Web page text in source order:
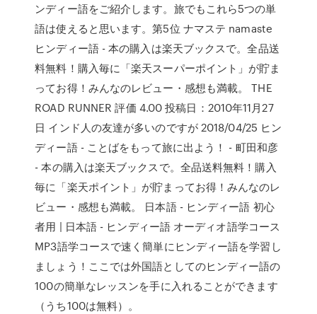
ンディー語をご紹介します。旅でもこれら5つの単
語は使えると思います。第5位 ナマステ namaste
ヒンディー語 - 本の購入は楽天ブックスで。全品送
料無料！購入毎に「楽天スーパーポイント」が貯ま
ってお得！みんなのレビュー・感想も満載。 THE
ROAD RUNNER 評価 4.00 投稿日：2010年11月27
日 インド人の友達が多いのですが 2018/04/25 ヒン
ディー語 - ことばをもって旅に出よう！ - 町田和彦
- 本の購入は楽天ブックスで。全品送料無料！購入
毎に「楽天ポイント」が貯まってお得！みんなのレ
ビュー・感想も満載。 日本語 - ヒンディー語 初心
者用 | 日本語 - ヒンディー語 オーディオ語学コース
MP3語学コースで速く簡単にヒンディー語を学習し
ましょう！ここでは外国語としてのヒンディー語の
100の簡単なレッスンを手に入れることができます
（うち100は無料）。